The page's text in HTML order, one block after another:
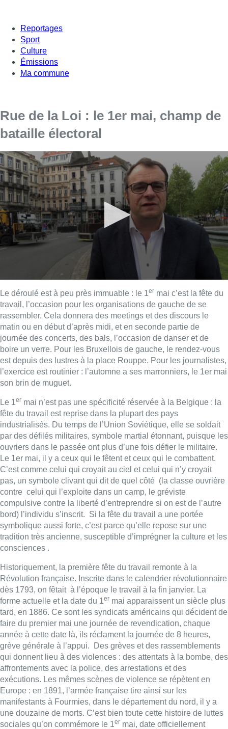
Reportages
Sport
Culture
Émissions
Ma commune
Rue de la Loi : le 1er mai, champ de
bataille électoral
Le déroulé est à peu près immuable : le 1er mai c’est la fête du
travail, l’occasion pour les organisations de gauche de se
rassembler. Cela donnera des meetings et des discours le
matin ou en début d’après midi, et en seconde partie de
journée des concerts, des bals, l’occasion de danser et de
boire un verre. Pour les Bruxellois de gauche, le rendez-vous
est depuis des lustres à la place Rouppe. Pour les journalistes,
l’exercice est routinier : l’automne a ses marronniers, le 1er mai
son brin de muguet.
Le 1er mai n’est pas une spécificité réservée à la Belgique : la
fête du travail est reprise dans la plupart des pays
industrialisés. Du temps de l’Union Soviétique, elle se soldait
par des défilés militaires, symbole martial étonnant, puisque les
ouvriers dans le passée ont plus d’une fois défier le militaire.
Le 1er mai, il y a ceux qui le fêtent et ceux qui le combattent.
C’est comme celui qui croyait au ciel et celui qui n’y croyait
pas, un symbole clivant qui dit de quel côté (la classe ouvrière
contre celui qui l’exploite dans un camp, le gréviste
compulsive contre la liberté d’entreprendre si on est de l’autre
bord) l’individu s’inscrit. Si la fête du travail a une portée
symbolique aussi forte, c’est parce qu’elle repose sur une
tradition très ancienne, susceptible d’imprégner la culture et les
consciences .
Historiquement, la première fête du travail remonte à la
Révolution française. Inscrite dans le calendrier révolutionnaire
dès 1793, on fêtait à l’époque le travail à la fin janvier. La
forme actuelle et la date du 1er mai apparaissent un siècle plus
tard, en 1886. Ce sont les syndicats américains qui décident de
faire du premier mai une journée de revendication, chaque
année à cette date là, ils réclament la journée de 8 heures,
grève générale à l’appui. Des grèves et des rassemblements
qui donnent lieu à des violences : des attentats à la bombe, des
affrontements avec la police, des arrestations et des
exécutions. Les mêmes scènes de violence se répètent en
Europe : en 1891, l’armée française tire ainsi sur les
manifestants à Fourmies, dans le département du nord, il y a
une douzaine de morts. C’est bien toute cette histoire de luttes
sociales qu’on commémore le 1er mai, date officiellement